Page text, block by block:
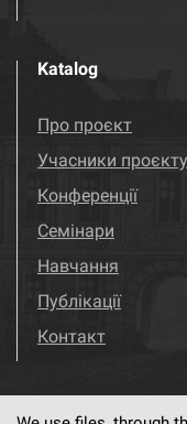
Katalog
Про проєкт
Учасники проєкту
Конференції
Семінари
Навчання
Публікації
Контакт